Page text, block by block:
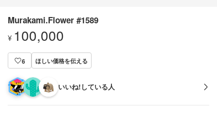
Murakami.Flower #1589
¥ 100,000
6 ほしい価格を伝える
いいね!している人